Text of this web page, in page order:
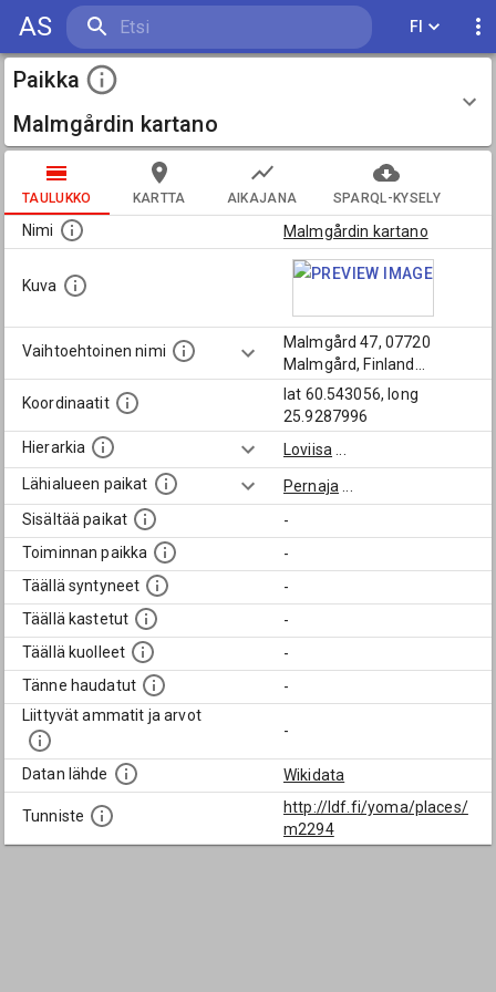
AS FI
Paikka
Malmgårdin kartano
TAULUKKO KARTTA AIKAJANA SPARQL-KYSELY
Nimi Malmgårdin kartano
Kuva
Vaihtoehtoinen nimi
Malmgård 47, 07720
Malmgård, Finland
Koordinaatit
lat 60.543056, long
25.9287996
Hierarkia
Loviisa
Lähialueen paikat
Pernaja
Sisältää paikat
-
Toiminnan paikka
-
Täällä syntyneet
-
Täällä kastetut
-
Täällä kuolleet
-
Tänne haudatut
-
Liittyvät ammatit ja arvot
-
Datan lähde Wikidata
Tunniste
http://ldf.fi/yoma/places/
m2294